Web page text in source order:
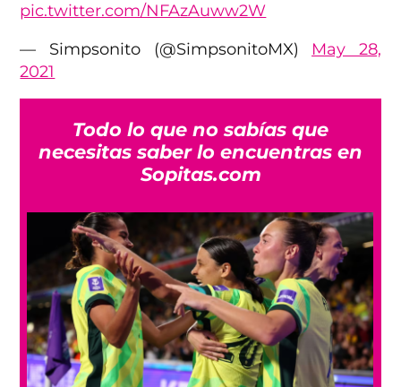
pic.twitter.com/NFAzAuww2W
— Simpsonito (@SimpsonitoMX) May 28,
2021
Todo lo que no sabías que
necesitas saber lo encuentras en
Sopitas.com